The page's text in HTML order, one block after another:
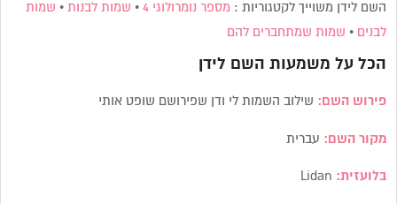
השם לידן משוייך לקטגוריות : מספר נומרולוגי 4 • שמות לבנות • שמות
לבנים • שמות שמתחברים להם
הכל על משמעות השם לידן
פירוש השם: שילוב השמות לי ודן שפירושם שופט אותי
מקור השם: עברית
בלועזית: